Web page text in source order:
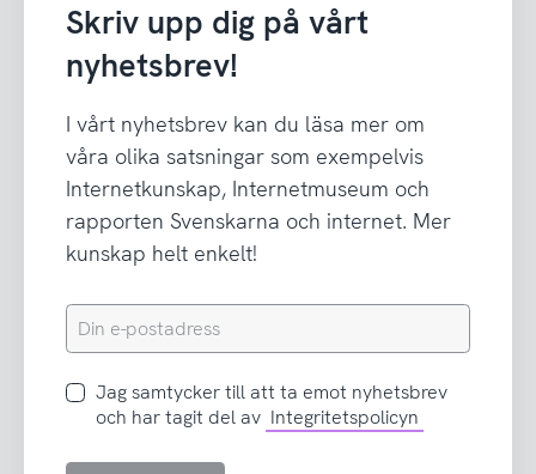
Skriv upp dig på vårt
nyhetsbrev!
I vårt nyhetsbrev kan du läsa mer om
våra olika satsningar som exempelvis
Internetkunskap, Internetmuseum och
rapporten Svenskarna och internet. Mer
kunskap helt enkelt!
Din
e-
Jag
samtycker
Jag samtycker till att ta emot nyhetsbrev
och har tagit del av Integritetspolicyn